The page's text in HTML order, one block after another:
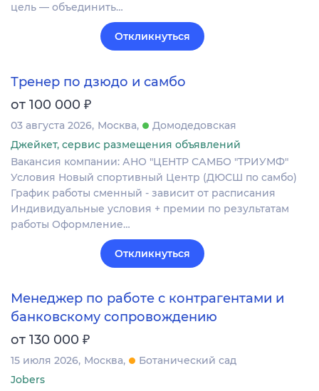
цель — объединить…
Откликнуться
Тренер по дзюдо и самбо
от 100 000 ₽
03 августа 2026 Москва
Домодедовская
Джейкет, сервис размещения объявлений
Вакансия компании: АНО "ЦЕНТР САМБО "ТРИУМФ"
Условия Новый спортивный Центр (ДЮСШ по самбо)
График работы сменный - зависит от расписания
Индивидуальные условия + премии по результатам
работы Оформление…
Откликнуться
Менеджер по работе с контрагентами и
банковскому сопровождению
от 130 000 ₽
15 июля 2026 Москва
Ботанический сад
Jobers